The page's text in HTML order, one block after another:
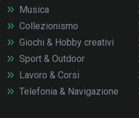
Musica
Collezionismo
Giochi & Hobby creativi
Sport & Outdoor
Lavoro & Corsi
Telefonia & Navigazione